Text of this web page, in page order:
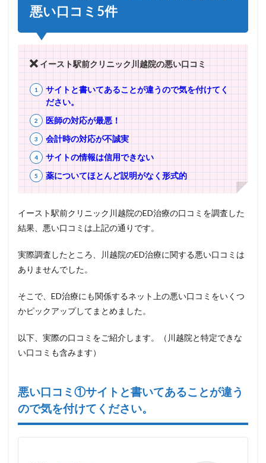
悪い口コミ5件
イースト駅前クリニック川越院の悪い口コミ
サイトと書いてあることが違うので気を付けてく
ださい。
医師の対応が最悪！
会計時の対応が不誠実
サイトの情報は信用できない
薬についてほとんど説明がなく形式的
イースト駅前クリニック川越院のED治療の口コミを調査した
結果、悪い口コミは上記の通りです。
実際調査したところ、川越院のED治療に関する悪い口コミは
ありませんでした。
そこで、ED治療にも関係するネット上の悪い口コミをいくつ
かピックアップしてまとめました。
以下、実際の口コミをご紹介します。（川越院と特定できな
い口コミも含みます）
悪い口コミ①サイトと書いてあることが違う
ので気を付けてください。